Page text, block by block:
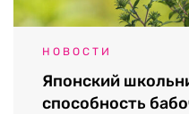
НОВОСТИ
Японский
способность